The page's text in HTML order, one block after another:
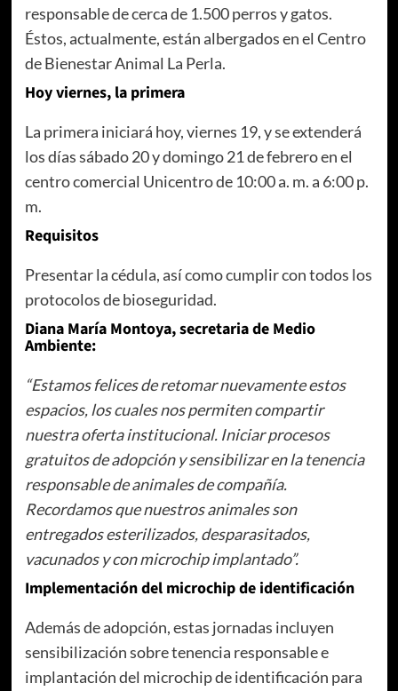
responsable de cerca de 1.500 perros y gatos.
Éstos, actualmente, están albergados en el Centro
de Bienestar Animal La Perla.
Hoy viernes, la primera
La primera iniciará hoy, viernes 19, y se extenderá
los días sábado 20 y domingo 21 de febrero en el
centro comercial Unicentro de 10:00 a. m. a 6:00 p.
m.
Requisitos
Presentar la cédula, así como cumplir con todos los
protocolos de bioseguridad.
Diana María Montoya, secretaria de Medio
Ambiente:
“Estamos felices de retomar nuevamente estos
espacios, los cuales nos permiten compartir
nuestra oferta institucional. Iniciar procesos
gratuitos de adopción y sensibilizar en la tenencia
responsable de animales de compañía.
Recordamos que nuestros animales son
entregados esterilizados, desparasitados,
vacunados y con microchip implantado”.
Implementación del microchip de identificación
Además de adopción, estas jornadas incluyen
sensibilización sobre tenencia responsable e
implantación del microchip de identificación para